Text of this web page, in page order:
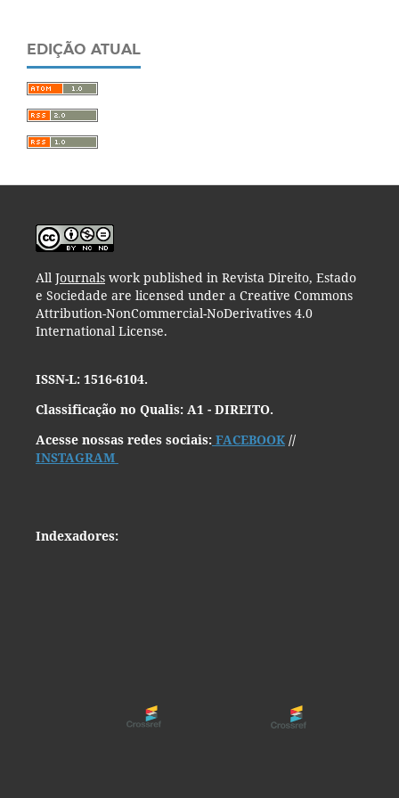
EDIÇÃO ATUAL
All Journalswork published in Revista Direito, Estado
e Sociedade are licensed under a Creative Commons
Attribution-NonCommercial-NoDerivatives 4.0
International License.
ISSN-L: 1516-6104.
Classificação no Qualis: A1 - DIREITO.
Acesse nossas redes sociais:FACEBOOK//
INSTAGRAM
Indexadores: